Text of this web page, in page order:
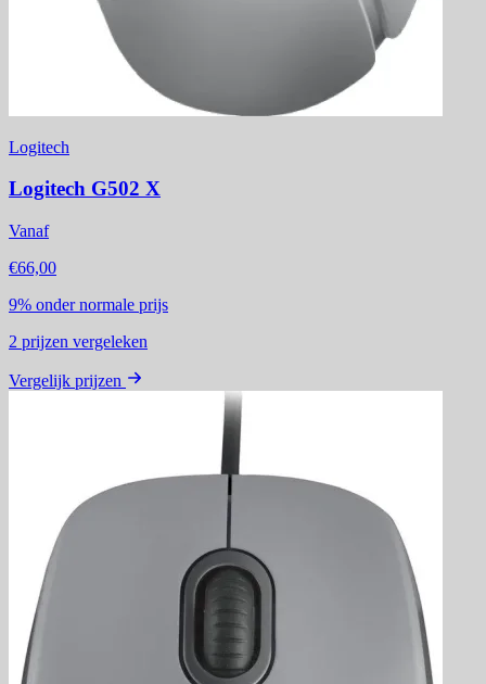
Logitech
Logitech G502 X
Vanaf
€66,00
9% onder normale prijs
2 prijzen vergeleken
Vergelijk prijzen